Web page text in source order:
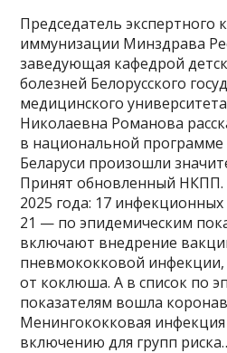
Председатель экспертного
иммунизации Минздрава
заведующая кафедрой
болезней Белорусского
медицинского
Николаевна Романова
в национальной
Беларуси произошли
Принят обновленный НКПП.
2025 года: 17
21 — по эпидемическим
включают внедрение
пневмококковой
от коклюша. А в список по
показателям вошла
Менингококковая инфекция
включению для групп